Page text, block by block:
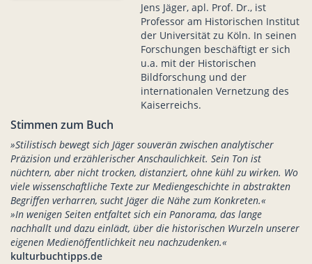
Jens Jäger, apl. Prof. Dr., ist
Professor am Historischen Institut
der Universität zu Köln. In seinen
Forschungen beschäftigt er sich
u.a. mit der Historischen
Bildforschung und der
internationalen Vernetzung des
Kaiserreichs.
Stimmen zum Buch
»Stilistisch bewegt sich Jäger souverän zwischen analytischer
Präzision und erzählerischer Anschaulichkeit. Sein Ton ist
nüchtern, aber nicht trocken, distanziert, ohne kühl zu wirken. Wo
viele wissenschaftliche Texte zur Mediengeschichte in abstrakten
Begriffen verharren, sucht Jäger die Nähe zum Konkreten.«
»In wenigen Seiten entfaltet sich ein Panorama, das lange
nachhallt und dazu einlädt, über die historischen Wurzeln unserer
eigenen Medienöffentlichkeit neu nachzudenken.«
kulturbuchtipps.de